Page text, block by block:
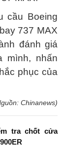
cầu Boeing
737 MAX
đánh giá
mình, nhấn
phục của
Chinanews)
tra chốt cửa